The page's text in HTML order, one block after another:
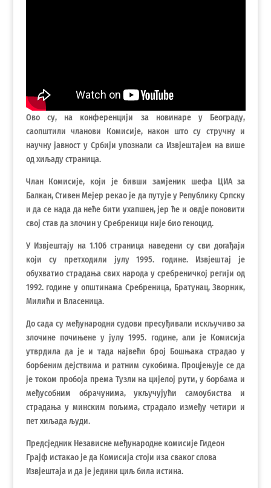
Ово су, на конференцији за новинаре у Београду,
саопштили чланови Комисије, након што су стручну и
научну јавност у Србији упознали са Извјештајем на више
од хиљаду страница.
Члан Комисије, који је бивши замјеник шефа ЦИА за
Балкан, Стивен Мејер рекао је да путује у Републику Српску
и да се нада да неће бити ухапшен, јер ће и овдје поновити
свој став да злочин у Сребреници није био геноцид.
У Извјештају на 1.106 страница наведени су сви догађаји
који су претходили јулу 1995. године. Извјештај је
обухватио страдања свих народа у сребреничкој регији од
1992. године у општинама Сребреница, Братунац, Зворник,
Милићи и Власеница.
До сада су међународни судови пресуђивали искључиво за
злочине почињене у јулу 1995. године, али је Комисија
утврдила да је и тада највећи број Бошњака страдао у
борбеним дејствима и ратним сукобима. Процјењује се да
је током пробоја према Тузли на цијелој рути, у борбама и
међусобним обрачунима, укључујући самоубиства и
страдања у минским пољима, страдало између четири и
пет хиљада људи.
Предсједник Независне међународне комисије Гидеон
Грајф истакао је да Комисија стоји иза сваког слова
Извјештаја и да је једини циљ била истина.